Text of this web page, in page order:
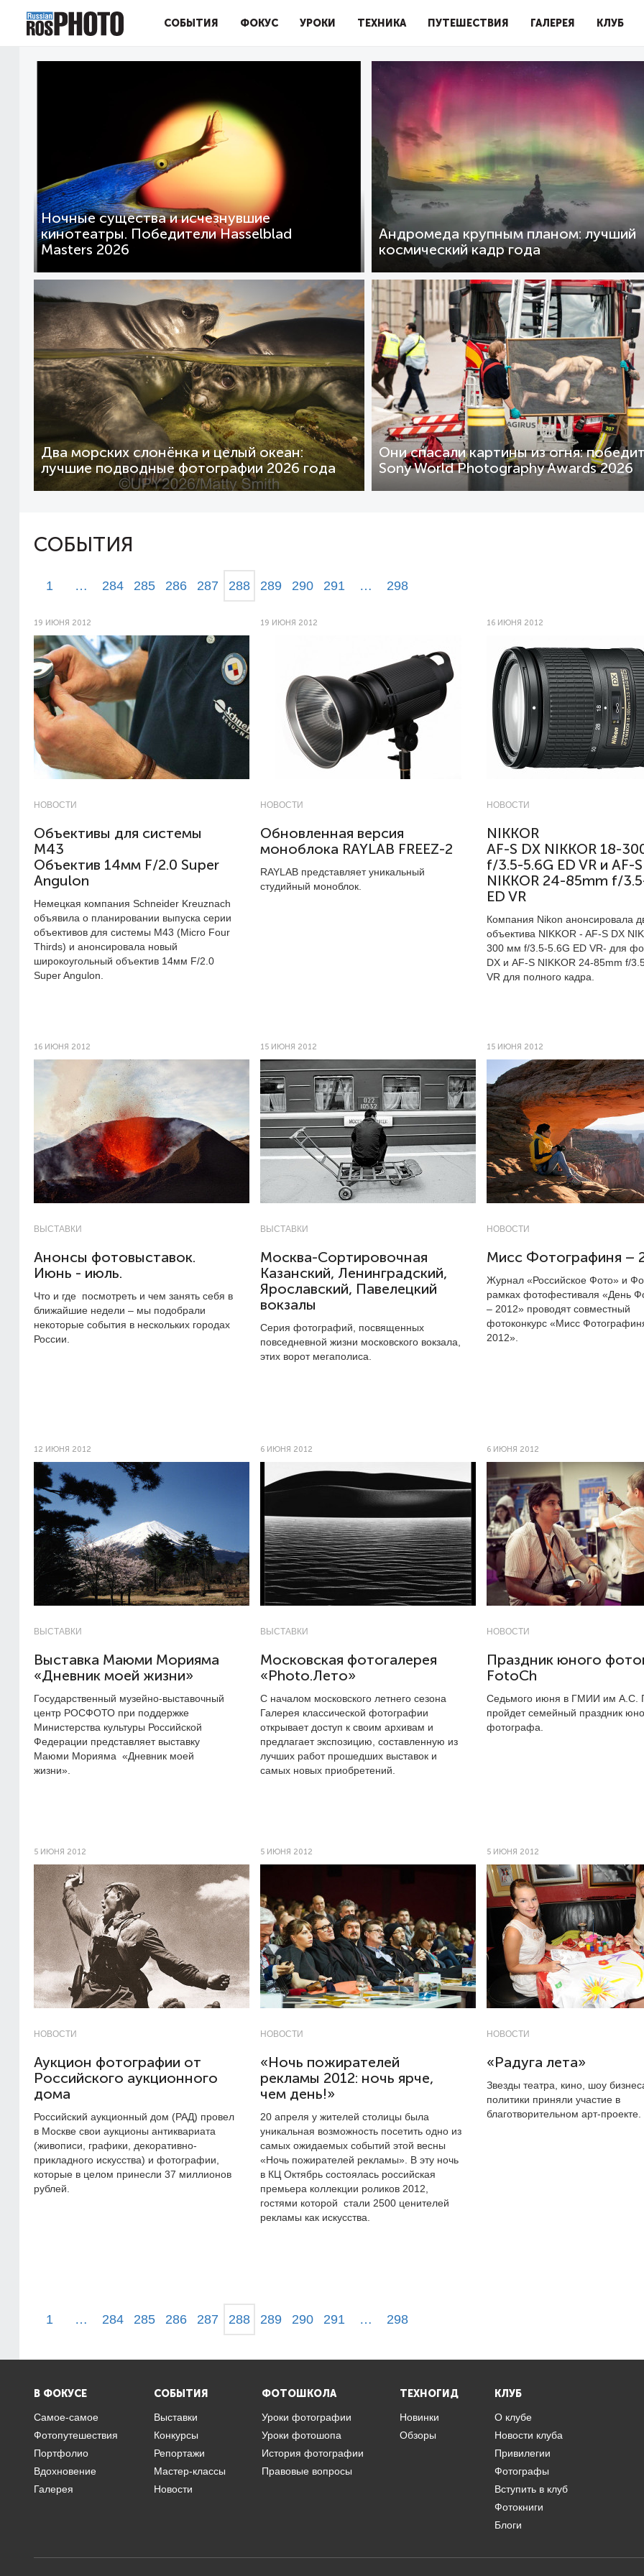
СОБЫТИЯ ФОКУС УРОКИ ТЕХНИКА ПУТЕШЕСТВИЯ ГАЛЕРЕЯ КЛУБ
Ночные существа и исчезнувшие
кинотеатры. Победители Hasselblad
Masters 2026
Андромеда крупным планом: лучший
космический кадр года
Два морских слонёнка и целый океан:
лучшие подводные фотографии 2026 года
Они спасали картины из огня:
Sony World Photography Awards 2026
СОБЫТИЯ
1 … 284 285 286 287 288 289 290 291 … 298
19 ИЮНЯ 2012
НОВОСТИ
Объективы для системы
M43
Объектив 14мм F/2.0 Super
Angulon
Немецкая компания Schneider Kreuznach
объявила о планировании выпуска серии
объективов для системы M43 (Micro Four
Thirds) и анонсировала новый
широкоугольный объектив 14мм F/2.0
Super Angulon.
19 ИЮНЯ 2012
НОВОСТИ
Обновленная версия
моноблока RAYLAB FREEZ-2
RAYLAB представляет уникальный
студийный моноблок.
16 ИЮНЯ 2012
НОВОСТИ
NIKKOR
AF-S DX NIKKOR 18-
f/3.5-5.6G ED VR и AF-S
NIKKOR 24-85mm f/
ED VR
Компания Nikon анонсировала
объектива NIKKOR - AF-S DX
300 мм f/3.5-5.6G ED VR- для
DX и AF-S NIKKOR 24-85mm f/
VR для полного кадра.
16 ИЮНЯ 2012
ВЫСТАВКИ
Анонсы фотовыставок.
Июнь - июль.
Что и где посмотреть и чем занять себя в
ближайшие недели – мы подобрали
некоторые события в нескольких городах
России.
15 ИЮНЯ 2012
ВЫСТАВКИ
Москва-Сортировочная
Казанский, Ленинградский,
Ярославский, Павелецкий
вокзалы
Серия фотографий, посвященных
повседневной жизни московского вокзала,
этих ворот мегаполиса.
15 ИЮНЯ 2012
НОВОСТИ
Мисс Фотографиня –
Журнал «Российское Фото» и
рамках фотофестиваля «День
– 2012» проводят совместный
фотоконкурс «Мисс
2012».
12 ИЮНЯ 2012
ВЫСТАВКИ
Выставка Маюми Морияма
«Дневник моей жизни»
Государственный музейно-выставочный
центр РОСФОТО при поддержке
Министерства культуры Российской
Федерации представляет выставку
Маюми Морияма «Дневник моей
жизни».
6 ИЮНЯ 2012
ВЫСТАВКИ
Московская фотогалерея
«Photo.Лето»
С началом московского летнего сезона
Галерея классической фотографии
открывает доступ к своим архивам и
предлагает экспозицию, составленную из
лучших работ прошедших выставок и
самых новых приобретений.
6 ИЮНЯ 2012
НОВОСТИ
Праздник юного
FotoCh
Седьмого июня в ГМИИ им А.С.
пройдет семейный праздник
фотографа.
5 ИЮНЯ 2012
НОВОСТИ
Аукцион фотографии от
Российского аукционного
дома
Российский аукционный дом (РАД) провел
в Москве свои аукционы антиквариата
(живописи, графики, декоративно-
прикладного искусства) и фотографии,
которые в целом принесли 37 миллионов
рублей.
5 ИЮНЯ 2012
НОВОСТИ
«Ночь пожирателей
рекламы 2012: ночь ярче,
чем день!»
20 апреля у жителей столицы была
уникальная возможность посетить одно из
самых ожидаемых событий этой весны
«Ночь пожирателей рекламы». В эту ночь
в КЦ Октябрь состоялась российская
премьера коллекции роликов 2012,
гостями которой стали 2500 ценителей
рекламы как искусства.
5 ИЮНЯ 2012
НОВОСТИ
«Радуга лета»
Звезды театра, кино, шоу
политики приняли участие в
благотворительном арт-проекте.
1 … 284 285 286 287 288 289 290 291 … 298
В ФОКУСЕ
Самое-самое
Фотопутешествия
Портфолио
Вдохновение
Галерея
СОБЫТИЯ
Выставки
Конкурсы
Репортажи
Мастер-классы
Новости
ФОТОШКОЛА
Уроки фотографии
Уроки фотошопа
История фотографии
Правовые вопросы
ТЕХНОГИД
Новинки
Обзоры
КЛУБ
О клубе
Новости клуба
Привилегии
Фотографы
Вступить в клуб
Фотокниги
Блоги